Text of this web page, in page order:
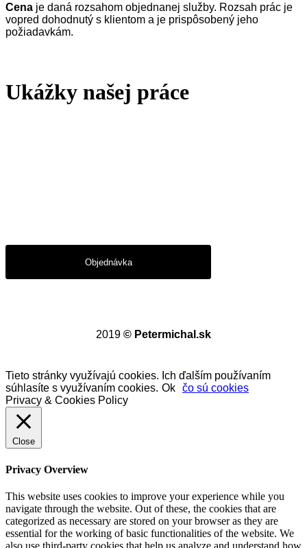
Cena je daná rozsahom objednanej služby. Rozsah prác je
vopred dohodnutý s klientom a je prispôsobený jeho
požiadavkám.
Ukážky našej práce
Objednávka
2019 © Petermichal.sk
Tieto stránky využívajú cookies. Ich ďalším používaním
súhlasíte s využívaním cookies. Ok čo sú cookies
Privacy & Cookies Policy
Close
Privacy Overview
This website uses cookies to improve your experience while you
navigate through the website. Out of these, the cookies that are
categorized as necessary are stored on your browser as they are
essential for the working of basic functionalities of the website. We
also use third-party cookies that help us analyze and understand how